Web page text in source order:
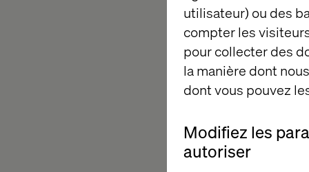
utilisateur) ou des
compter les
pour collecter des
la manière dont
dont vous pouvez
Modifiez les
autoriser